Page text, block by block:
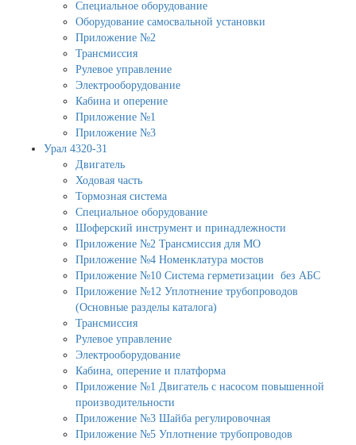
Специальное оборудование
Оборудование самосвальной установки
Приложение №2
Трансмиссия
Рулевое управление
Электрооборудование
Кабина и оперение
Приложение №1
Приложение №3
Урал 4320-31
Двигатель
Ходовая часть
Тормозная система
Специальное оборудование
Шоферский инструмент и принадлежности
Приложение №2 Трансмиссия для МО
Приложение №4 Номенклатура мостов
Приложение №10 Система герметизации без АБС
Приложение №12 Уплотнение трубопроводов
(Основные разделы каталога)
Трансмиссия
Рулевое управление
Электрооборудование
Кабина, оперение и платформа
Приложение №1 Двигатель с насосом повышенной
производительности
Приложение №3 Шайба регулировочная
Приложение №5 Уплотнение трубопроводов